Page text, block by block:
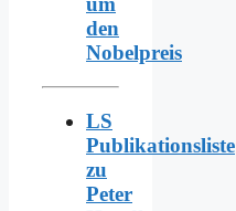
den
Nobelpreis
LS
Publikationsliste
zu
Peter